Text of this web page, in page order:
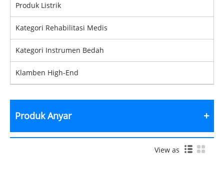
Produk Listrik
Kategori Rehabilitasi Medis
Kategori Instrumen Bedah
Klamben High-End
Produk Anyar
View as